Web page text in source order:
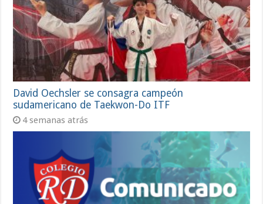
David Oechsler se consagra campeón
sudamericano de Taekwon-Do ITF
4 semanas atrás